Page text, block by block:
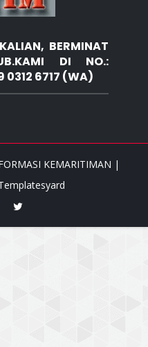
BERMINAT
DI NO.:
6717 (WA)
KEMARITIMAN |